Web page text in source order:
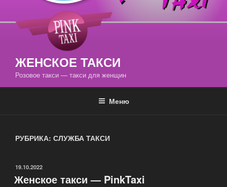
ЖЕНСКОЕ ТАКСИ
Розовое такси — такси для женщин
Меню
РУБРИКА: СЛУЖБА ТАКСИ
ОПУБЛИКОВАНО
19.10.2022
Женское такси — PinkTaxi